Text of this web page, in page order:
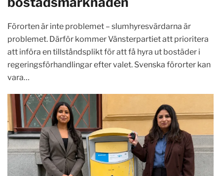
Förorten är inte problemet – slumhyresvärdarna är
problemet. Därför kommer Vänsterpartiet att prioritera
att införa en tillståndsplikt för att få hyra ut bostäder i
regeringsförhandlingar efter valet. Svenska förorter kan
vara…